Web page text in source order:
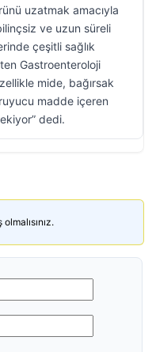
uzatmak amacıyla
ve uzun süreli
çeşitli sağlık
Gastroenteroloji
mide, bağırsak
madde içeren
dedi.